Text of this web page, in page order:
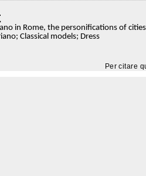
in Rome, the personifications of
Classical models; Dress
Per citare